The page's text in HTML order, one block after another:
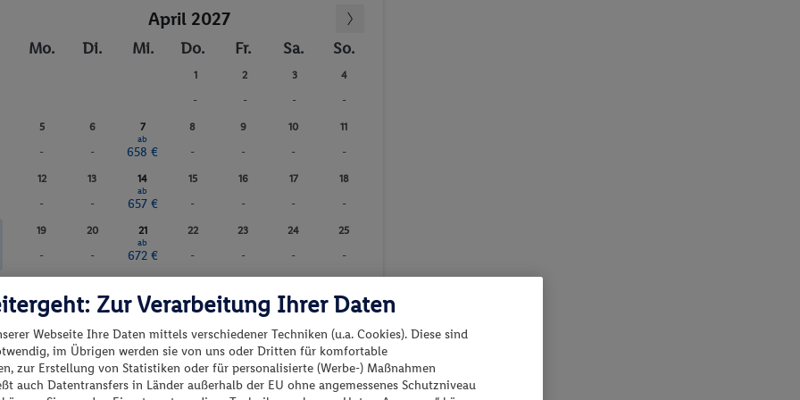
Sauna
April 2027
Mo. Di. Mi. Do. Fr. Sa. So.
1
-
2
-
3
-
4
-
5
-
6
-
7
ab
658 €
8
-
9
-
10
-
11
-
12
-
13
-
14
ab
657 €
15
-
16
-
17
-
18
-
19
-
20
-
21
ab
672 €
22
-
23
-
24
-
25
-
- -
ab
655 € - -
Günstigster Preis p.P. Preis p.P.
Zur Verarbeitung Ihrer Daten
Webseite Ihre Daten mittels verschiedener Techniken (u.a. Cookies). Diese sind
im Übrigen werden sie von uns oder Dritten für komfortable
zur Erstellung von Statistiken oder für personalisierte (Werbe-) Maßnahmen
auch Datentransfers in Länder außerhalb der EU ohne angemessenes Schutzniveau